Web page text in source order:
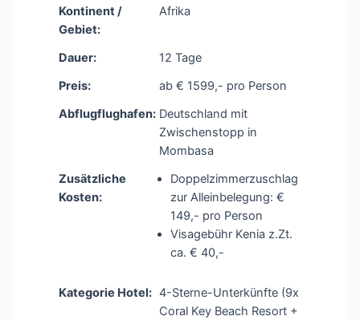
Kontinent /
Gebiet:
Afrika
Dauer:
12 Tage
Preis:
ab € 1599,- pro Person
Abflugflughafen: Deutschland mit
Zwischenstopp in
Mombasa
Zusätzliche
Kosten:
Doppelzimmerzuschlag
zur Alleinbelegung: €
149,- pro Person
Visagebühr Kenia z.Zt.
ca. € 40,-
Kategorie Hotel: 4-Sterne-Unterkünfte (9x
Coral Key Beach Resort +